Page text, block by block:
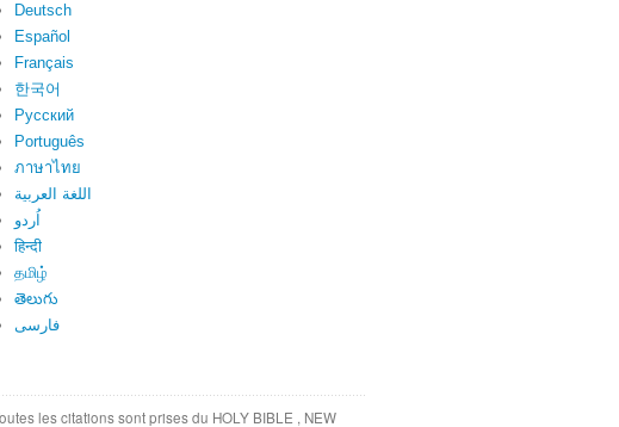
Deutsch
Español
Français
한국어
Русский
Português
ภาษาไทย
اللغة العربية
اُردو
हिन्दी
தமிழ்
తెలుగు
فارسی
les citations sont prises du HOLY BIBLE , NEW